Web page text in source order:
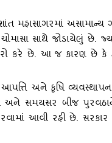
અસામાન્‍ય
સાથે જોડાયેલું છે.
કરે છે. આ જ કારણ છે કે
આપત્તિ અને કૃષિ
અને સમયસર બીજ
આવી રહી છે.